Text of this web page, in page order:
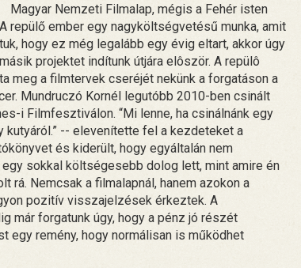
Magyar Nemzeti Filmalap, mégis a Fehér isten
repülő ember egy nagyköltségvetésű munka, amit
hogy ez még legalább egy évig eltart, akkor úgy
projektet indítunk útjára elôször. A repülô
meg a filmtervek cseréjét nekünk a forgatáson a
Mundruczó Kornél legutóbb 2010-ben csinált
i Filmfesztiválon. “Mi lenne, ha csinálnánk egy
-- elevenítette fel a kezdeteket a
és kiderült, hogy egyáltalán nem
sokkal költségesebb dolog lett, mint amire én
rá. Nemcsak a filmalapnál, hanem azokon a
pozitív visszajelzések érkeztek. A
már forgatunk úgy, hogy a pénz jó részét
egy remény, hogy normálisan is működhet